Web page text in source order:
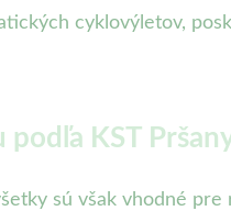
cyklovýletov,
KST
sú však vhodné